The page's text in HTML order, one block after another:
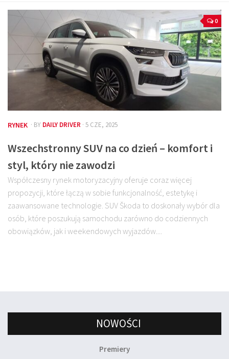
Przelicznik mocy
Auto z niemiec
0
RYNEK · BY DAILY DRIVER · 5 CZE, 2025
Wszechstronny SUV na co dzień – komfort i
styl, który nie zawodzi
Współczesny rynek motoryzacyjny oferuje coraz więcej
propozycji, które łączą w sobie funkcjonalność, estetykę i
zaawansowane technologie. SUV Škoda to doskonały wybór dla
osób, które poszukują samochodu zarówno do codziennych
obowiązków, jak i weekendowych wyjazdów....
NOWOŚCI
Premiery